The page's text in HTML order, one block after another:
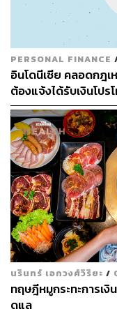
หนังโฆษณาชิ้นนี้ไม่รี
เลือกใช้ภาษาของชีวิ
อยากกลับไปหาใคร
อยากมีชีวิตแบบไหนใน
ในมุมนี้ Wealth ในห
PERSONAL FINANCE
อินโดนีเซีย คลอดกฎเ
ต้องแจ้งได้รับเงินโป
สูงสุด 27.9 ล้านบาท
นรินทร์ เอกวงศ์วิริยะ /
ทฤษฎีหมูกระทะการเงิ
ดูแล